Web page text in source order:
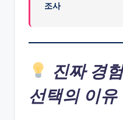
조사
진짜 경
선택의 이유